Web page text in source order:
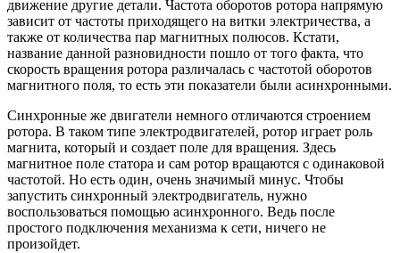
движение другие детали. Частота оборотов ротора напрямую
зависит от частоты приходящего на витки электричества, а
также от количества пар магнитных полюсов. Кстати,
название данной разновидности пошло от того факта, что
скорость вращения ротора различалась с частотой оборотов
магнитного поля, то есть эти показатели были асинхронными.
Синхронные же двигатели немного отличаются строением
ротора. В таком типе электродвигателей, ротор играет роль
магнита, который и создает поле для вращения. Здесь
магнитное поле статора и сам ротор вращаются с одинаковой
частотой. Но есть один, очень значимый минус. Чтобы
запустить синхронный электродвигатель, нужно
воспользоваться помощью асинхронного. Ведь после
простого подключения механизма к сети, ничего не
произойдет.